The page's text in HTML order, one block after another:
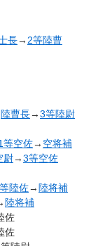
長→ 2等陸曹
陸曹長→3等陸尉
等空佐→ 空将補
尉→3等空佐
陸佐→ 陸将補
陸将補
佐
佐